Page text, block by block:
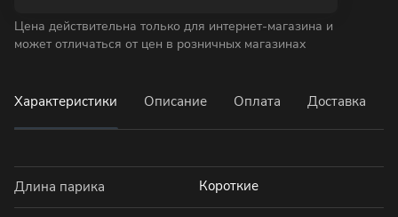
Цена действительна только для интернет-магазина и
может отличаться от цен в розничных магазинах
Характеристики Описание Оплата Доставка
Длина парика Короткие